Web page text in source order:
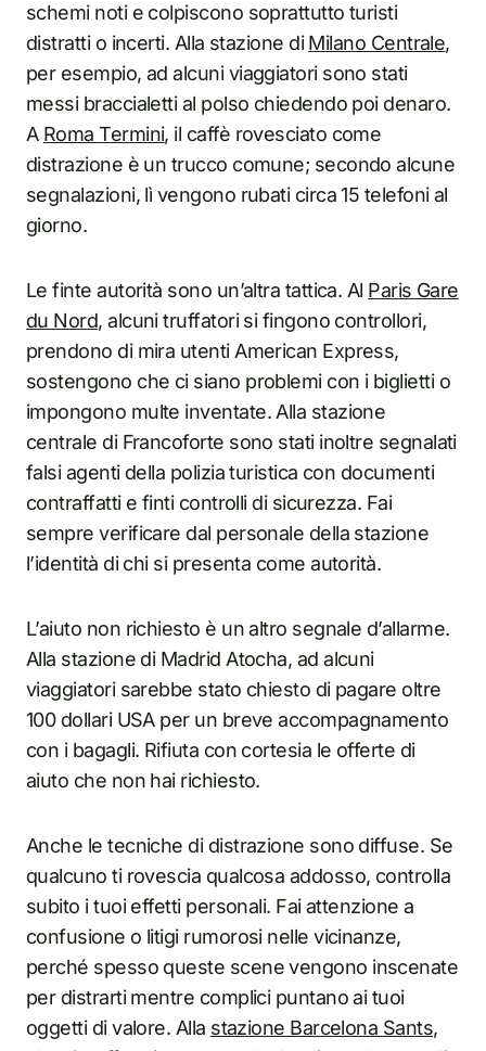
schemi noti e colpiscono soprattutto turisti
distratti o incerti. Alla stazione diMilano Centrale,
per esempio, ad alcuni viaggiatori sono stati
messi braccialetti al polso chiedendo poi denaro.
A Roma Termini, il caffè rovesciato come
distrazione è un trucco comune; secondo alcune
segnalazioni, lì vengono rubati circa 15 telefoni al
giorno.
Le finte autorità sono un’altra tattica. Al Paris Gare
du Nord, alcuni truffatori si fingono controllori,
prendono di mira utenti American Express,
sostengono che ci siano problemi con i biglietti o
impongono multe inventate. Alla stazione
centrale di Francoforte sono stati inoltre segnalati
falsi agenti della polizia turistica con documenti
contraffatti e finti controlli di sicurezza. Fai
sempre verificare dal personale della stazione
l’identità di chi si presenta come autorità.
L’aiuto non richiesto è un altro segnale d’allarme.
Alla stazione di Madrid Atocha, ad alcuni
viaggiatori sarebbe stato chiesto di pagare oltre
100 dollari USA per un breve accompagnamento
con i bagagli. Rifiuta con cortesia le offerte di
aiuto che non hai richiesto.
Anche le tecniche di distrazione sono diffuse. Se
qualcuno ti rovescia qualcosa addosso, controlla
subito i tuoi effetti personali. Fai attenzione a
confusione o litigi rumorosi nelle vicinanze,
perché spesso queste scene vengono inscenate
per distrarti mentre complici puntano ai tuoi
oggetti di valore. Alla stazione Barcelona Sants,